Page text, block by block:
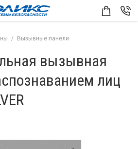
Вызывные панели
вызывная
лиц